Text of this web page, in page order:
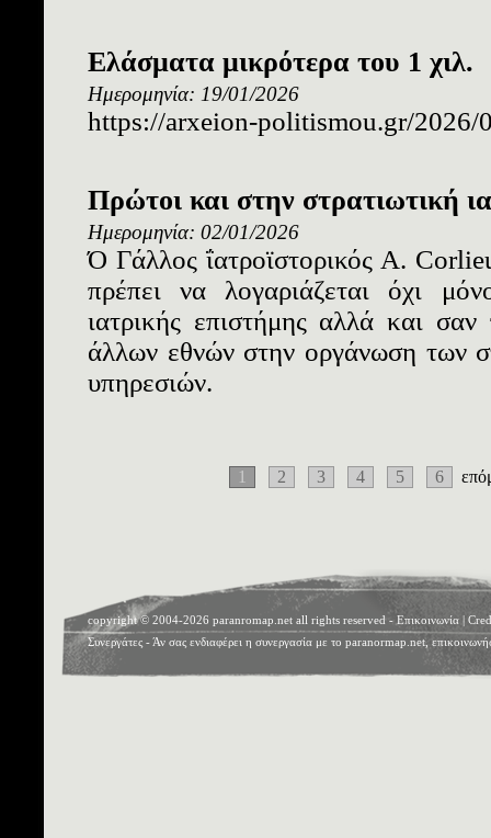
Ελάσματα μικρότερα του 1 χιλ.
Ημερομηνία: 19/01/2026
https://arxeion-politismou.gr/2026/
Πρώτοι και στην στρατιωτική
Ημερομηνία: 02/01/2026
Ό Γάλλος ΐατροϊστορικός Α.
πρέπει να λογαριάζεται όχι
ιατρικής επιστήμης αλλά και
άλλων εθνών στην οργάνωση των
υπηρεσιών.
1 2 3 4 5 6
copyright © 2004-2026 paranromap.net all rights reserved - Επικοινωνία |
Συνεργάτες - Άν σας ενδιαφέρει η συνεργασία με το paranormap.net,